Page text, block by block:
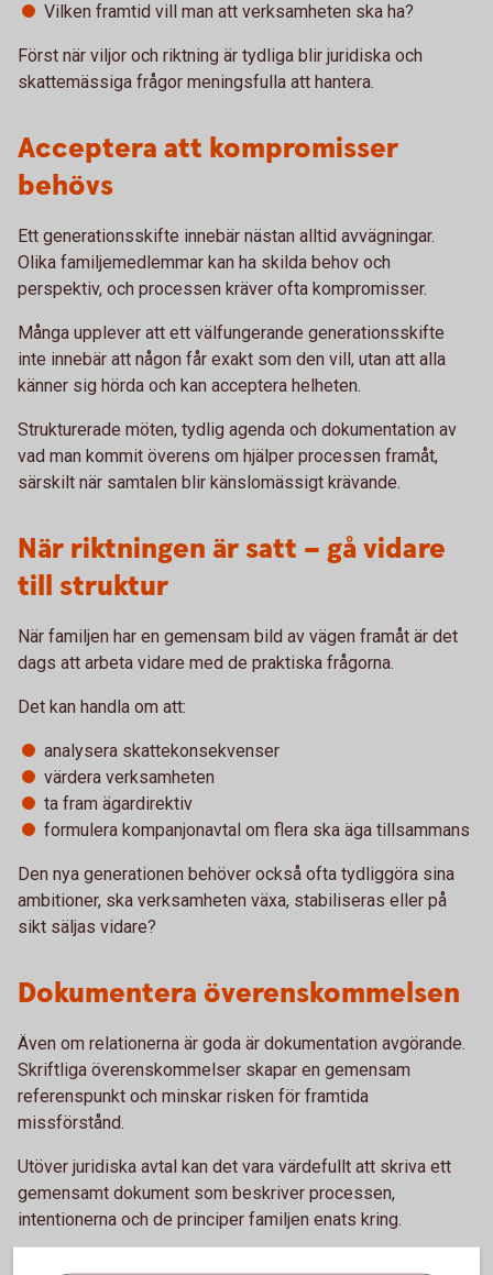
Vilken framtid vill man att verksamheten ska ha?
Först när viljor och riktning är tydliga blir juridiska och
skattemässiga frågor meningsfulla att hantera.
Acceptera att kompromisser
behövs
Ett generationsskifte innebär nästan alltid avvägningar.
Olika familjemedlemmar kan ha skilda behov och
perspektiv, och processen kräver ofta kompromisser.
Många upplever att ett välfungerande generationsskifte
inte innebär att någon får exakt som den vill, utan att alla
känner sig hörda och kan acceptera helheten.
Strukturerade möten, tydlig agenda och dokumentation av
vad man kommit överens om hjälper processen framåt,
särskilt när samtalen blir känslomässigt krävande.
När riktningen är satt – gå vidare
till struktur
När familjen har en gemensam bild av vägen framåt är det
dags att arbeta vidare med de praktiska frågorna.
Det kan handla om att:
analysera skattekonsekvenser
värdera verksamheten
ta fram ägardirektiv
formulera kompanjonavtal om flera ska äga tillsammans
Den nya generationen behöver också ofta tydliggöra sina
ambitioner, ska verksamheten växa, stabiliseras eller på
sikt säljas vidare?
Dokumentera överenskommelsen
Även om relationerna är goda är dokumentation avgörande.
Skriftliga överenskommelser skapar en gemensam
referenspunkt och minskar risken för framtida
missförstånd.
Utöver juridiska avtal kan det vara värdefullt att skriva ett
gemensamt dokument som beskriver processen,
intentionerna och de principer familjen enats kring.